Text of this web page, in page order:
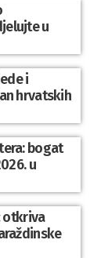
u
i
hrvatskih
bogat
u
otkriva